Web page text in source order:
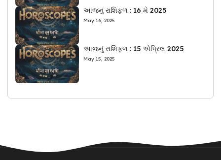
આજનું રાશિફળ : 16 મે 2025
May 16, 2025
આજનું રાશિફળ : 15 એપ્રિલ 2025
May 15, 2025